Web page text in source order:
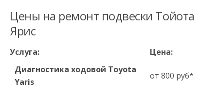
Цены на ремонт подвески Тойота
Ярис
Услуга:
Цена:
Диагностика ходовой Toyota
Yaris
от 800 руб*